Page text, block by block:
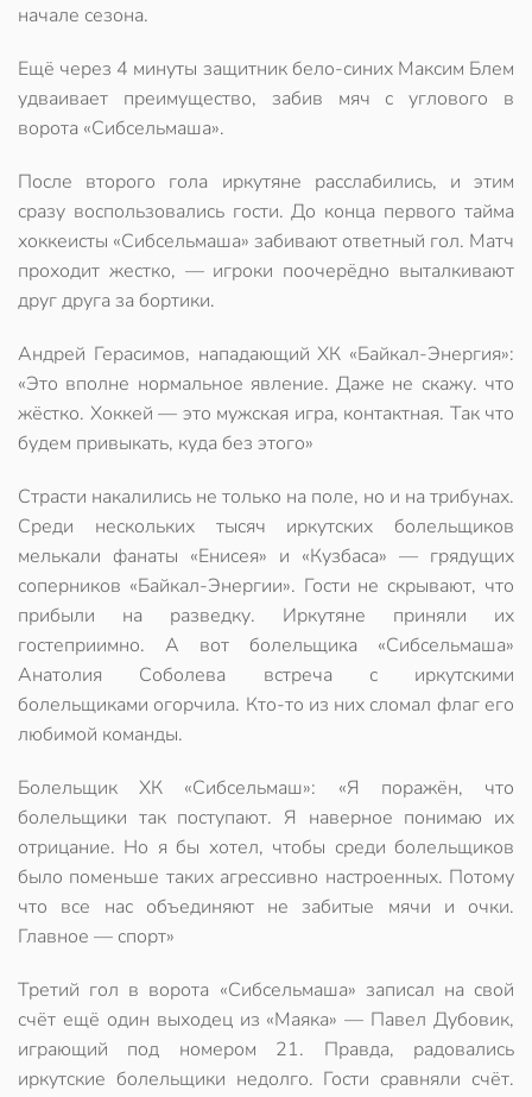
начале сезона.
Ещё через 4 минуты защитник бело-синих Максим Блем
удваивает преимущество, забив мяч с углового в
ворота «Сибсельмаша».
После второго гола иркутяне расслабились, и этим
сразу воспользовались гости. До конца первого тайма
хоккеисты «Сибсельмаша» забивают ответный гол. Матч
проходит жестко, — игроки поочерёдно выталкивают
друг друга за бортики.
Андрей Герасимов, нападающий ХК «Байкал-Энергия»:
«Это вполне нормальное явление. Даже не скажу. что
жёстко. Хоккей — это мужская игра, контактная. Так что
будем привыкать, куда без этого»
Страсти накалились не только на поле, но и на трибунах.
Среди нескольких тысяч иркутских болельщиков
мелькали фанаты «Енисея» и «Кузбаса» — грядущих
соперников «Байкал-Энергии». Гости не скрывают, что
прибыли на разведку. Иркутяне приняли их
гостеприимно. А вот болельщика «Сибсельмаша»
Анатолия Соболева встреча с иркутскими
болельщиками огорчила. Кто-то из них сломал флаг его
любимой команды.
Болельщик ХК «Сибсельмаш»: «Я поражён, что
болельщики так поступают. Я наверное понимаю их
отрицание. Но я бы хотел, чтобы среди болельщиков
было поменьше таких агрессивно настроенных. Потому
что все нас объединяют не забитые мячи и очки.
Главное — спорт»
Третий гол в ворота «Сибсельмаша» записал на свой
счёт ещё один выходец из «Маяка» — Павел Дубовик,
играющий под номером 21. Правда, радовались
иркутские болельщики недолго. Гости сравняли счёт.